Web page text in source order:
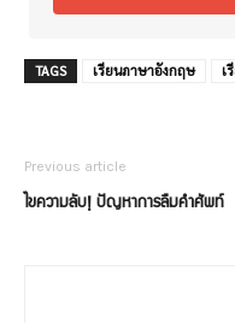
TAGS เรียนภาษาอังกฤษ เ
Previous article
ไขความลับ! ปัญหาการลืมคำศัพท์